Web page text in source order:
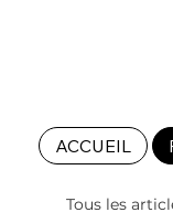
Tous les
ACCUEIL